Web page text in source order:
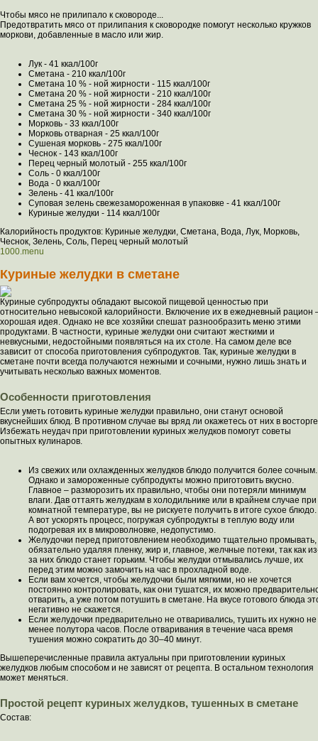
Чтобы мясо не прилипало к сковороде...
Предотвратить мясо от прилипания к сковородке помогут несколько кружков
моркови, добавленные в масло или жир.
Лук - 41 ккал/100г
Сметана - 210 ккал/100г
Сметана 10 % - ной жирности - 115 ккал/100г
Сметана 20 % - ной жирности - 210 ккал/100г
Сметана 25 % - ной жирности - 284 ккал/100г
Сметана 30 % - ной жирности - 340 ккал/100г
Морковь - 33 ккал/100г
Морковь отварная - 25 ккал/100г
Сушеная морковь - 275 ккал/100г
Чеснок - 143 ккал/100г
Перец черный молотый - 255 ккал/100г
Соль - 0 ккал/100г
Вода - 0 ккал/100г
Зелень - 41 ккал/100г
Суповая зелень свежезамороженная в упаковке - 41 ккал/100г
Куриные желудки - 114 ккал/100г
Калорийность продуктов: Куриные желудки, Сметана, Вода, Лук, Морковь,
Чеснок, Зелень, Соль, Перец черный молотый
1000.menu
Куриные желудки в сметане
Куриные субпродукты обладают высокой пищевой ценностью при
относительно невысокой калорийности. Включение их в ежедневный рацион
хорошая идея. Однако не все хозяйки спешат разнообразить меню этими
продуктами. В частности, куриные желудки они считают жесткими и
невкусными, недостойными появляться на их столе. На самом деле все
зависит от способа приготовления субпродуктов. Так, куриные желудки в
сметане почти всегда получаются нежными и сочными, нужно лишь знать и
учитывать несколько важных моментов.
Особенности приготовления
Если уметь готовить куриные желудки правильно, они станут основой
вкуснейших блюд. В противном случае вы вряд ли окажетесь от них в
Избежать неудач при приготовлении куриных желудков помогут советы
опытных кулинаров.
Из свежих или охлажденных желудков блюдо получится более сочным.
Однако и замороженные субпродукты можно приготовить вкусно.
Главное – разморозить их правильно, чтобы они потеряли минимум
влаги. Дав оттаять желудкам в холодильнике или в крайнем случае при
комнатной температуре, вы не рискуете получить в итоге сухое блюдо.
А вот ускорять процесс, погружая субпродукты в теплую воду или
подогревая их в микроволновке, недопустимо.
Желудочки перед приготовлением необходимо тщательно промывать,
обязательно удаляя пленку, жир и, главное, желчные потеки, так как
за них блюдо станет горьким. Чтобы желудки отмывались лучше, их
перед этим можно замочить на час в прохладной воде.
Если вам хочется, чтобы желудочки были мягкими, но не хочется
постоянно контролировать, как они тушатся, их можно
отварить, а уже потом потушить в сметане. На вкусе готового блюда
негативно не скажется.
Если желудочки предварительно не отваривались, тушить их нужно не
менее полутора часов. После отваривания в течение часа время
тушения можно сократить до 30–40 минут.
Вышеперечисленные правила актуальны при приготовлении куриных
желудков любым способом и не зависят от рецепта. В остальном технология
может меняться.
Простой рецепт куриных желудков, тушенных в сметане
Состав: